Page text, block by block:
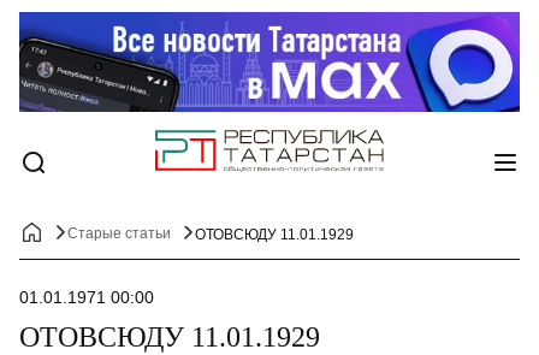
Старые статьи ОТОВСЮДУ 11.01.1929
01.01.1971 00:00
ОТОВСЮДУ 11.01.1929